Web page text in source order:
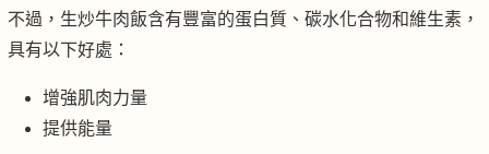
不過，生炒牛肉飯含有豐富的蛋白質、碳水化合物和維生素，
具有以下好處：
增強肌肉力量
提供能量